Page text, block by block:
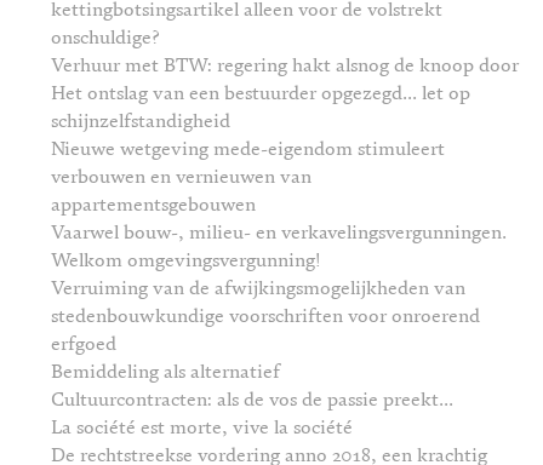
kettingbotsingsartikel alleen voor de volstrekt
onschuldige?
Verhuur met BTW: regering hakt alsnog de knoop door
Het ontslag van een bestuurder opgezegd... let op
schijnzelfstandigheid
Nieuwe wetgeving mede-eigendom stimuleert
verbouwen en vernieuwen van
appartementsgebouwen
Vaarwel bouw-, milieu- en verkavelingsvergunningen.
Welkom omgevingsvergunning!
Verruiming van de afwijkingsmogelijkheden van
stedenbouwkundige voorschriften voor onroerend
erfgoed
Bemiddeling als alternatief
Cultuurcontracten: als de vos de passie preekt...
La société est morte, vive la société
De rechtstreekse vordering anno 2018, een krachtig